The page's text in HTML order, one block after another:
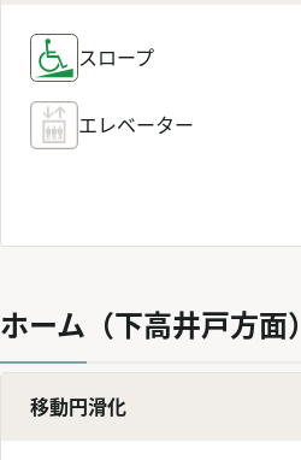
スロープ
エレベーター
ホーム（下高井戸方面）
移動円滑化